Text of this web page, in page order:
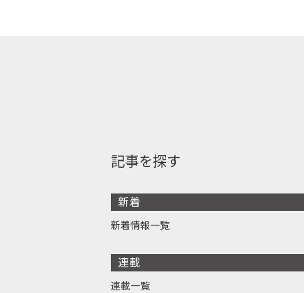
記事を探す
新着
新着情報一覧
連載
連載一覧